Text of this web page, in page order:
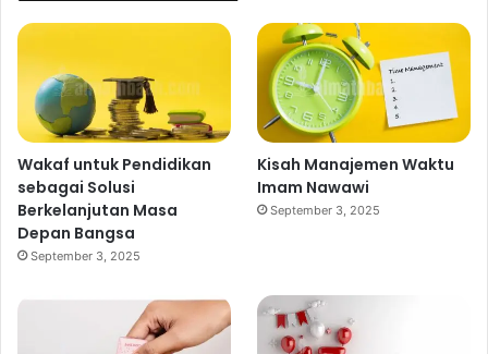
Wakaf untuk Pendidikan
sebagai Solusi
Berkelanjutan Masa
Depan Bangsa
September 3, 2025
Kisah Manajemen Waktu
Imam Nawawi
September 3, 2025